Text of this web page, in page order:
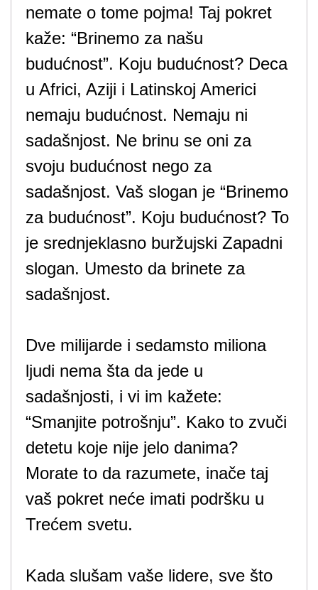
nemate o tome pojma! Taj pokret
kaže: “Brinemo za našu
budućnost”. Koju budućnost? Deca
u Africi, Aziji i Latinskoj Americi
nemaju budućnost. Nemaju ni
sadašnjost. Ne brinu se oni za
svoju budućnost nego za
sadašnjost. Vaš slogan je “Brinemo
za budućnost”. Koju budućnost? To
je srednjeklasno buržujski Zapadni
slogan. Umesto da brinete za
sadašnjost.
Dve milijarde i sedamsto miliona
ljudi nema šta da jede u
sadašnjosti, i vi im kažete:
“Smanjite potrošnju”. Kako to zvuči
detetu koje nije jelo danima?
Morate to da razumete, inače taj
vaš pokret neće imati podršku u
Trećem svetu.
Kada slušam vaše lidere, sve što